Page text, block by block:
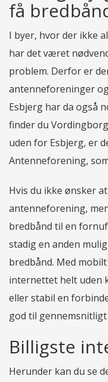
få
I byer, hvor der ikke
har det været
problem. Derfor er
antenneforeninger
Esbjerg har da også
finder du
uden for Esbjerg, er
Antenneforening,
Hvis du ikke ønsker
antenneforening,
bredbånd til en
stadig en anden
bredbånd. Med
internettet helt uden
eller stabil en
god til gennemsnitligt
Billigste
Herunder kan du se